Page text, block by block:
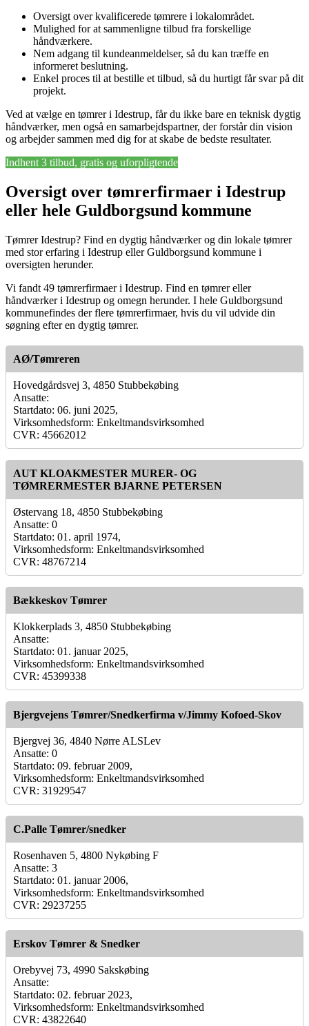
Oversigt over kvalificerede tømrere i lokalområdet.
Mulighed for at sammenligne tilbud fra forskellige
håndværkere.
Nem adgang til kundeanmeldelser, så du kan træffe en
informeret beslutning.
Enkel proces til at bestille et tilbud, så du hurtigt får svar på dit
projekt.
Ved at vælge en tømrer i Idestrup, får du ikke bare en teknisk dygtig
håndværker, men også en samarbejdspartner, der forstår din vision
og arbejder sammen med dig for at skabe de bedste resultater.
Indhent 3 tilbud, gratis og uforpligtende
Oversigt over tømrerfirmaer i Idestrup
eller hele Guldborgsund kommune
Tømrer Idestrup? Find en dygtig håndværker og din lokale tømrer
med stor erfaring i Idestrup eller Guldborgsund kommune i
oversigten herunder.
Vi fandt 49 tømrerfirmaer i Idestrup. Find en tømrer eller
håndværker i Idestrup og omegn herunder. I hele Guldborgsund
kommunefindes der flere tømrerfirmaer, hvis du vil udvide din
søgning efter en dygtig tømrer.
AØ/Tømreren
Hovedgårdsvej 3, 4850 Stubbekøbing
Ansatte:
Startdato: 06. juni 2025,
Virksomhedsform: Enkeltmandsvirksomhed
CVR: 45662012
AUT KLOAKMESTER MURER- OG
TØMRERMESTER BJARNE PETERSEN
Østervang 18, 4850 Stubbekøbing
Ansatte: 0
Startdato: 01. april 1974,
Virksomhedsform: Enkeltmandsvirksomhed
CVR: 48767214
Bækkeskov Tømrer
Klokkerplads 3, 4850 Stubbekøbing
Ansatte:
Startdato: 01. januar 2025,
Virksomhedsform: Enkeltmandsvirksomhed
CVR: 45399338
Bjergvejens Tømrer/Snedkerfirma v/Jimmy Kofoed-Skov
Bjergvej 36, 4840 Nørre ALSLev
Ansatte: 0
Startdato: 09. februar 2009,
Virksomhedsform: Enkeltmandsvirksomhed
CVR: 31929547
C.Palle Tømrer/snedker
Rosenhaven 5, 4800 Nykøbing F
Ansatte: 3
Startdato: 01. januar 2006,
Virksomhedsform: Enkeltmandsvirksomhed
CVR: 29237255
Erskov Tømrer & Snedker
Orebyvej 73, 4990 Sakskøbing
Ansatte:
Startdato: 02. februar 2023,
Virksomhedsform: Enkeltmandsvirksomhed
CVR: 43822640